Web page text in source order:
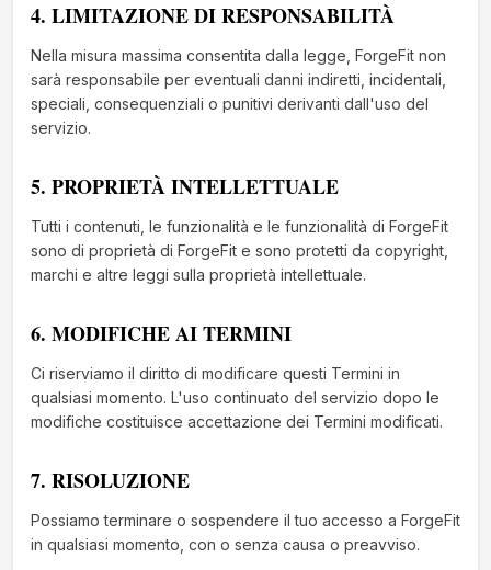
4. LIMITAZIONE DI RESPONSABILITÀ
Nella misura massima consentita dalla legge, ForgeFit non
sarà responsabile per eventuali danni indiretti, incidentali,
speciali, consequenziali o punitivi derivanti dall'uso del
servizio.
5. PROPRIETÀ INTELLETTUALE
Tutti i contenuti, le funzionalità e le funzionalità di ForgeFit
sono di proprietà di ForgeFit e sono protetti da copyright,
marchi e altre leggi sulla proprietà intellettuale.
6. MODIFICHE AI TERMINI
Ci riserviamo il diritto di modificare questi Termini in
qualsiasi momento. L'uso continuato del servizio dopo le
modifiche costituisce accettazione dei Termini modificati.
7. RISOLUZIONE
Possiamo terminare o sospendere il tuo accesso a ForgeFit
in qualsiasi momento, con o senza causa o preavviso.